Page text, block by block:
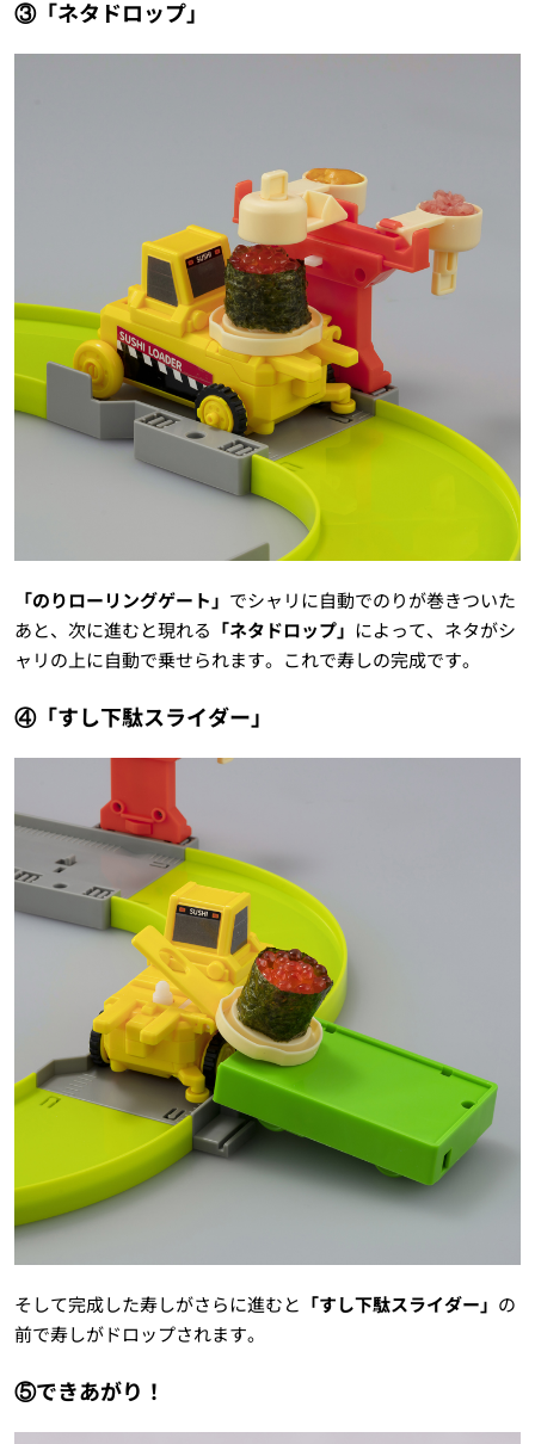
③「ネタドロップ」
「のりローリングゲート」 でシャリに自動でのりが巻きついた
あと、次に進むと現れる 「ネタドロップ」 によって、ネタがシ
ャリの上に自動で乗せられます。これで寿しの完成です。
④「すし下駄スライダー」
そして完成した寿しがさらに進むと 「すし下駄スライダー」 の
前で寿しがドロップされます。
⑤できあがり！